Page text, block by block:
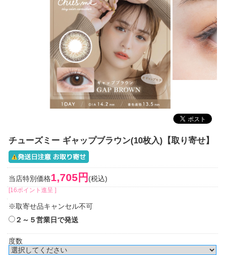
チューズミー ギャップブラウン(10枚入)【取り寄せ】
当店特別価格1,705円 (税込)
[16ポイント進呈 ]
※取寄せ品キャンセル不可
２～５営業日で発送
度数